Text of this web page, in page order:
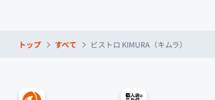
トップ すべて ビストロ KIMURA（キムラ）